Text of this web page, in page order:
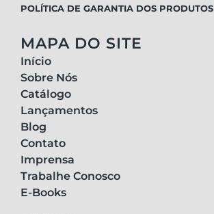
POLÍTICA DE GARANTIA DOS PRODUTOS
MAPA DO SITE
Início
Sobre Nós
Catálogo
Lançamentos
Blog
Contato
Imprensa
Trabalhe Conosco
E-Books